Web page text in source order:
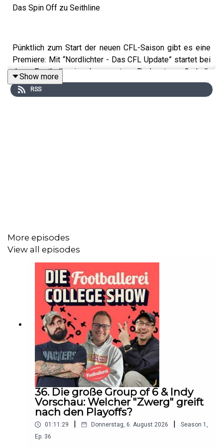
Das Spin Off zu Seithline
Pünktlich zum Start der neuen CFL-Saison gibt es eine
Premiere: Mit “Nordlichter - Das CFL Update” startet bei
der Footballerei der erste Podcast außerhalb
Nordamerikas, der sich ausschließlich der Canadian
Football League widmet.
Mediendeals, Regeländerungen, Rivalitäten und
sonstiger nordischer Eigenheiten, vom Auftakt in dieser
Eine Produktion von Seithmaschine im Footballerei
Netzwerk.
Konzept und Realisation: Tristan Seith und Sönke Ulrichs
Musik: Tim Sander
Producer: Tristan Seith
Show more
RSS
More episodes
View all episodes
36. Die große Group of 6 & Indy
Vorschau: Welcher "Zwerg" greift
nach den Playoffs?
01:11:29 Donnerstag, 6. August 2026 Season 1 ,
Ep. 36